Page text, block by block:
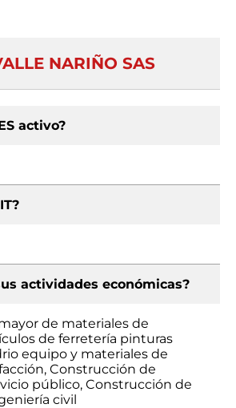
NARIÑO SAS
activo?
actividades económicas?
de materiales de
de ferretería pinturas
equipo y materiales de
Construcción de
público, Construcción de
civil